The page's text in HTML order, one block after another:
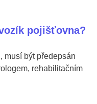
pojišťovna?
musí být předepsán
rehabilitačním